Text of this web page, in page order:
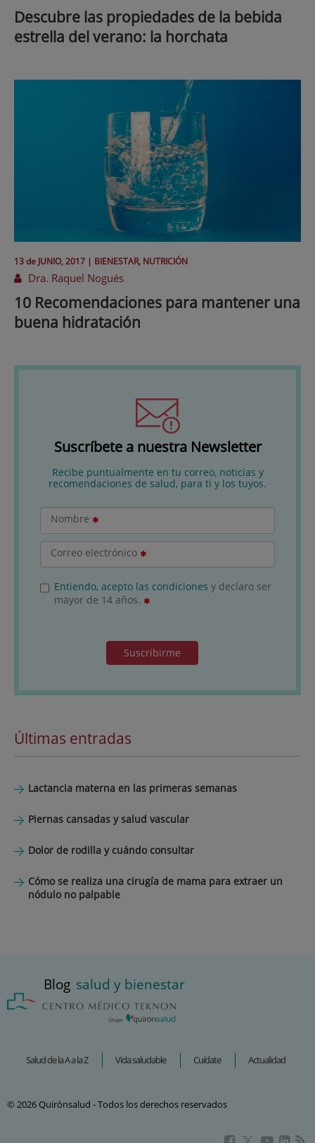
Descubre las propiedades de la bebida
estrella del verano: la horchata
13 de JUNIO, 2017 | BIENESTAR, NUTRICIÓN
Dra. Raquel Nogués
10 Recomendaciones para mantener una
buena hidratación
Suscríbete a nuestra Newsletter
Recibe puntualmente en tu correo, noticias y
recomendaciones de salud, para ti y los tuyos.
Nombre
Correo electrónico
Entiendo, acepto las condiciones y declaro ser
mayor de 14 años.
Suscribirme
Últimas entradas
Lactancia materna en las primeras semanas
Piernas cansadas y salud vascular
Dolor de rodilla y cuándo consultar
Cómo se realiza una cirugía de mama para extraer un
nódulo no palpable
Blog salud y bienestar
Salud de la A a la Z Vida saludable Cuídate Actualidad
© 2026 Quirónsalud - Todos los derechos reservados